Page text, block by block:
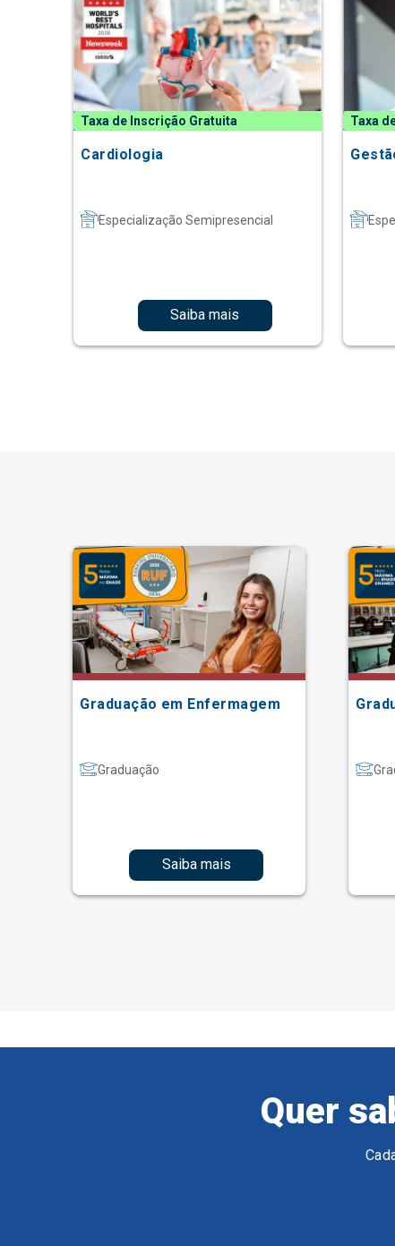
Taxa de Inscrição Gratuita
Cardiologia
Especialização Semipresencial
Saiba mais
Taxa
Graduação em Enfermagem
Graduação
Saiba mais
Quer